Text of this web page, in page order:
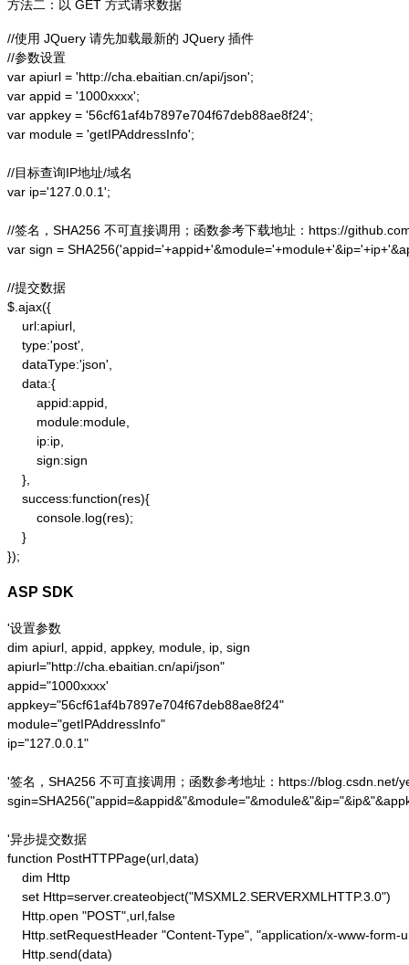
方法二：以 GET 方式请求数据
//使用 JQuery 请先加载最新的 JQuery 插件
//参数设置
var apiurl = 'http://cha.ebaitian.cn/api/json';
var appid = '1000xxxx';
var appkey = '56cf61af4b7897e704f67deb88ae8f24';
var module = 'getIPAddressInfo';
//目标查询IP地址/域名
var ip='127.0.0.1';
//签名，SHA256 不可直接调用；函数参考下载地址：https://
var sign =
//提交数据
$.ajax({
    url:apiurl,
    type:'post',
    dataType:'json',
    data:{
        appid:appid,
        module:module,
        ip:ip,
        sign:sign
    },
    success:function(res){
        console.log(res);
    }
});
ASP SDK
'设置参数
dim apiurl, appid, appkey, module, ip, sign
apiurl="http://cha.ebaitian.cn/api/json"
appid="1000xxxx'
appkey="56cf61af4b7897e704f67deb88ae8f24"
module="getIPAddressInfo"
ip="127.0.0.1"
'签名，SHA256 不可直接调用；函数参考地址：https://blog.csdn.net/
'异步提交数据
function PostHTTPPage(url,data)
    dim Http
    set Http=server.createobject("MSXML2.SERVERXMLHTTP.3.0")
    Http.open "POST",url,false
Http.setRequestHeader "Content-Type", "application/x-www-form-
    Http.send(data)